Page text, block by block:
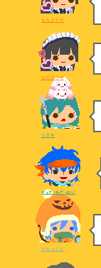
もちクラゲ
もちクラゲ
ミズキ
ﾃﾞｭﾎﾞﾝﾃｭｳﾞｧﾛﾇﾊﾟ
うちゃこん